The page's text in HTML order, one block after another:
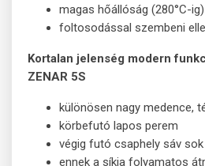
magas hőállóság (280°C-ig)
foltosodással szembeni
Kortalan jelenség modern
ZENAR 5S
különösen nagy medence,
körbefutó lapos perem
végig futó csaphely sáv
ennek a síkja folyamatos